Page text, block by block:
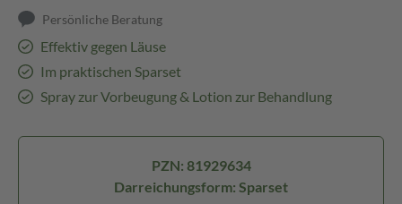
Persönliche Beratung
Effektiv gegen Läuse
Im praktischen Sparset
Spray zur Vorbeugung & Lotion zur Behandlung
PZN: 81929634
Darreichungsform: Sparset